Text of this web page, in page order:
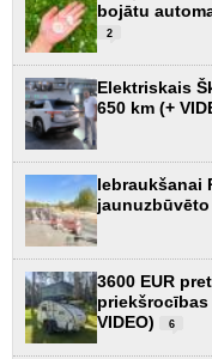
bojātu
2
Elektriskais
650 km (+
Iebraukšanai
3600 EUR
VIDEO)
6